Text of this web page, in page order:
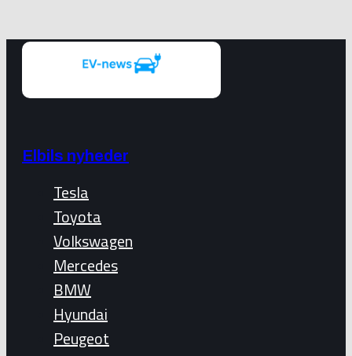
Elbils nyheder
Tesla
Toyota
Volkswagen
Mercedes
BMW
Hyundai
Peugeot